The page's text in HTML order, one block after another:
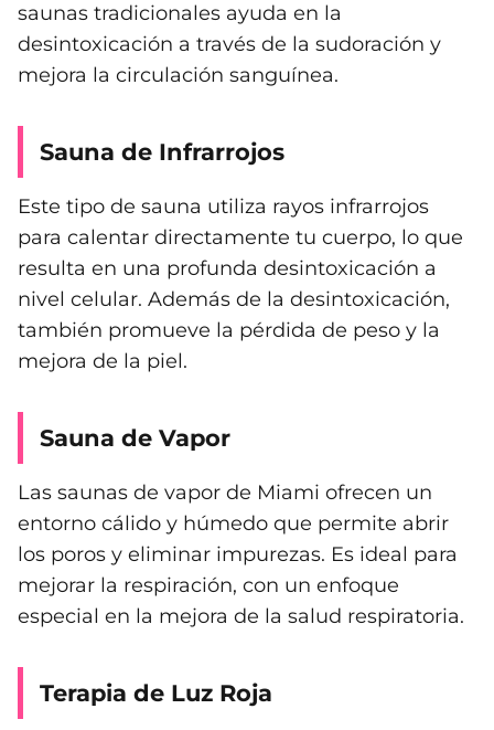
saunas tradicionales ayuda en la
desintoxicación a través de la sudoración y
mejora la circulación sanguínea.
Sauna de Infrarrojos
Este tipo de sauna utiliza rayos infrarrojos
para calentar directamente tu cuerpo, lo que
resulta en una profunda desintoxicación a
nivel celular. Además de la desintoxicación,
también promueve la pérdida de peso y la
mejora de la piel.
Sauna de Vapor
Las saunas de vapor de Miami ofrecen un
entorno cálido y húmedo que permite abrir
los poros y eliminar impurezas. Es ideal para
mejorar la respiración, con un enfoque
especial en la mejora de la salud respiratoria.
Terapia de Luz Roja